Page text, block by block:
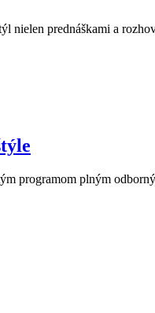
nielen prednáškami a
programom plným